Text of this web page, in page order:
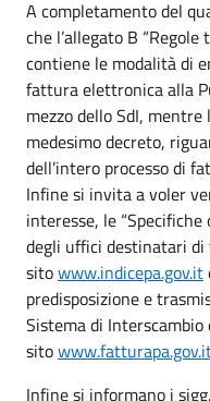
A completamento del
che l’allegato B
contiene le modalità di
fattura elettronica alla
mezzo dello SdI, mentre
medesimo decreto,
dell’intero processo di
Infine si invita a voler
interesse, le
degli uffici destinatari
sitowww.indicepa.gov.it
predisposizione e
Sistema di Interscambio
sito
Infine si informano i